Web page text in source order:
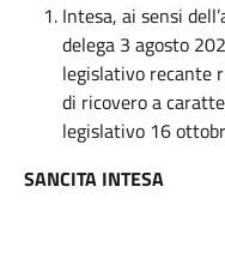
Intesa, ai sensi
delega 3 agosto
legislativo recante
di ricovero a
legislativo 16
SANCITA INTESA